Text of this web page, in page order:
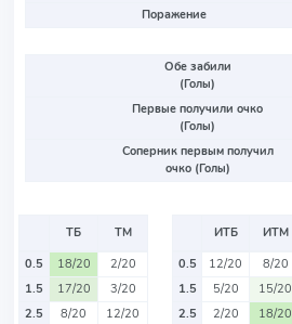
Поражение
Обе забили
(Голы)
Первые получили очко
(Голы)
Соперник первым получил
очко (Голы)
ТБ
ТМ
0.5
18/20
2/20
1.5
17/20
3/20
2.5
8/20
12/20
ИТБ
ИТМ
0.5
12/20
8/20
1.5
5/20
15/20
2.5
2/20
18/20